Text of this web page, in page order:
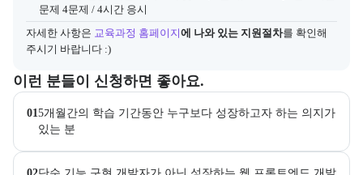
문제 4문제 / 4시간 응시
자세한 사항은 교육과정 홈페이지에 나와 있는 지원절차를 확인해
주시기 바랍니다 :)
이런 분들이 신청하면 좋아요.
이 교육과정이 어떤 분들께 추천되는지 항목으로 안내한다. 더보기
015개월간의 학습 기간동안 누구보다 성장하고자 하는 의지가
있는 분